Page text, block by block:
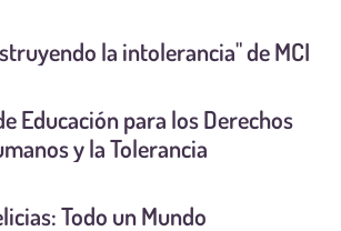
la intolerancia" de MCI
Educación para los Derechos
y la Tolerancia
Todo un Mundo